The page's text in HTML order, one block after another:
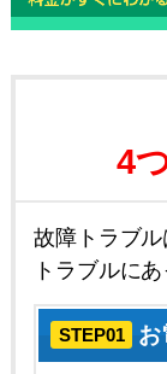
4
故障トラブル
トラブルに
STEP01 お